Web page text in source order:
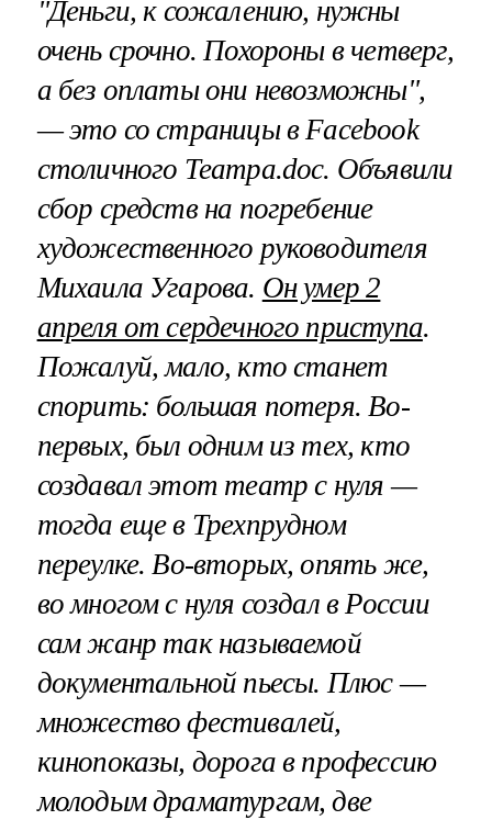
"Деньги, к сожалению, нужны
очень срочно. Похороны в четверг,
а без оплаты они невозможны",
— это со страницы в Facebook
столичного Театра.doc. Объявили
сбор средств на погребение
художественного руководителя
Михаила Угарова. Он умер 2
апреля от сердечного приступа.
Пожалуй, мало, кто станет
спорить: большая потеря. Во-
первых, был одним из тех, кто
создавал этот театр с нуля —
тогда еще в Трехпрудном
переулке. Во-вторых, опять же,
во многом с нуля создал в России
сам жанр так называемой
документальной пьесы. Плюс —
множество фестивалей,
кинопоказы, дорога в профессию
молодым драматургам, две